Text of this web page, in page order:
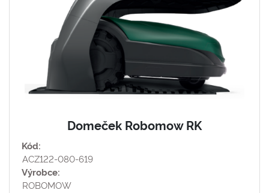
Domeček Robomow RK
Kód:
ACZ122-080-619
Výrobce:
ROBOMOW